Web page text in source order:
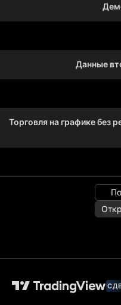
Данные
Торговля на графике без